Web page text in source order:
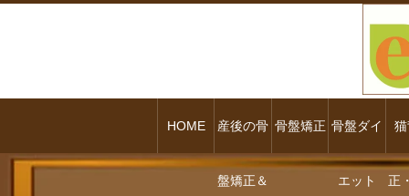
HOME 産後の骨
盤矯正＆
骨盤矯正 骨盤ダイ
エット 正